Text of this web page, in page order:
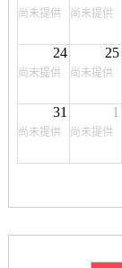
尚未提供 尚未提供
24
尚未提供
25
尚未提供
31
尚未提供
1
尚未提供